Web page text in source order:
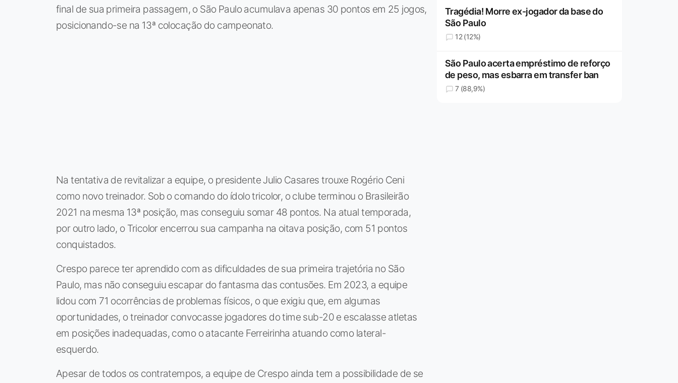
final de sua primeira passagem, o São Paulo acumulava apenas 30 pontos em 25 jogos,
posicionando-se na 13ª colocação do campeonato.
Na tentativa de revitalizar a equipe, o presidente Julio Casares trouxe Rogério Ceni
como novo treinador. Sob o comando do ídolo tricolor, o clube terminou o Brasileirão
2021 na mesma 13ª posição, mas conseguiu somar 48 pontos. Na atual temporada,
por outro lado, o Tricolor encerrou sua campanha na oitava posição, com 51 pontos
conquistados.
Crespo parece ter aprendido com as dificuldades de sua primeira trajetória no São
Paulo, mas não conseguiu escapar do fantasma das contusões. Em 2023, a equipe
lidou com 71 ocorrências de problemas físicos, o que exigiu que, em algumas
oportunidades, o treinador convocasse jogadores do time sub-20 e escalasse atletas
em posições inadequadas, como o atacante Ferreirinha atuando como lateral-
esquerdo.
Apesar de todos os contratempos, a equipe de Crespo ainda tem a possibilidade de se
Tragédia! Morre ex-jogador da base do
São Paulo
12 (12%)
São Paulo acerta empréstimo de reforço
de peso, mas esbarra em transfer ban
7 (88,9%)